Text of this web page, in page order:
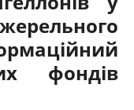
фондів